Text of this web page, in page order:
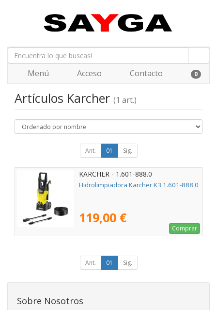
Menú Acceso Contacto 0
Artículos Karcher (1 art.)
Ant. 01 Sig.
KARCHER - 1.601-888.0
Hidrolimpiadora Karcher K3 1.601-888.0
119,00 €
Comprar
Ant. 01 Sig.
Sobre Nosotros